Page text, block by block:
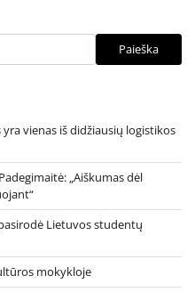
Paieška
vienas iš didžiausių logistikos
„Aiškumas dėl
Lietuvos studentų
mokykloje